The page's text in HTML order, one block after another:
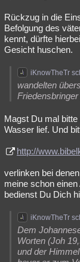
Rückzug in die
Befolgung des
kennt, dürfte
Gesicht huschen.
iKnowTheTr
wandelten
Friedensbringer
Magst Du mal
Wasser lief. Und
http://
verlinken bei
meine schon
bedienst Du Dich
iKnowTheTr
Dem
Worten (Joh
und der